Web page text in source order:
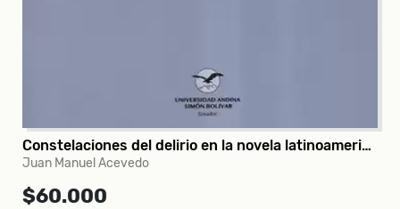
Constelaciones del delirio en la novela latinoamericana contemporánea
Juan Manuel Acevedo
$60.000